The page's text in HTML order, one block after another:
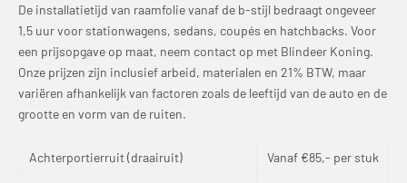
De installatietijd van raamfolie vanaf de b-stijl bedraagt ongeveer
1,5 uur voor stationwagens, sedans, coupés en hatchbacks. Voor
een prijsopgave op maat, neem contact op met Blindeer Koning.
Onze prijzen zijn inclusief arbeid, materialen en 21% BTW, maar
variëren afhankelijk van factoren zoals de leeftijd van de auto en de
grootte en vorm van de ruiten.
Achterportierruit (draairuit) Vanaf €85,- per stuk